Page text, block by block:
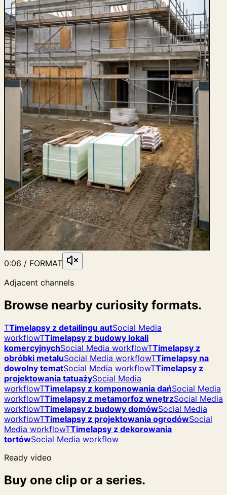
0:06 / FORMAT
Adjacent channels
Browse nearby curiosity formats.
TTimelapsy z detailingu autSocial Media
workflowTTimelapsy z budowy lokali
komercyjnychSocial Media workflowTTimelapsy z
obróbki metaluSocial Media workflowTTimelapsy na
dowolny tematSocial Media workflowTTimelapsy z
projektowania tatuażySocial Media
workflowTTimelapsy z komponowania dańSocial Media
workflowTTimelapsy z metamorfoz wnętrzSocial Media
workflowTTimelapsy z budowy domówSocial Media
workflowTTimelapsy z projektowania ogrodówSocial
Media workflowTTimelapsy z dekorowania
tortówSocial Media workflow
Ready video
Buy one clip or a series.